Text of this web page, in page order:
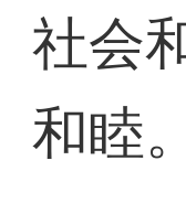
社会
和睦。